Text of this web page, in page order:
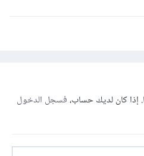
إذا كان لديك حساب،فسجل الدخول